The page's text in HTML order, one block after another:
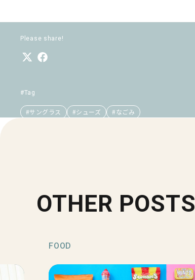
Please share!
#Tag
#サングラス #シューズ #なごみ
OTHER POSTS
FOOD